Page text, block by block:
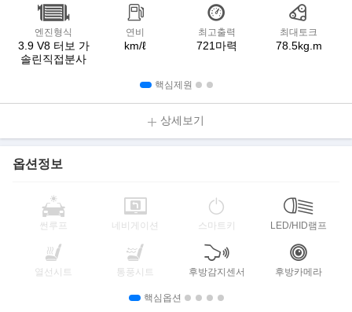
엔진형식
3.9 V8 터보 가
솔린직접분사
연비
km/ℓ
최고출력
721마력
최대토크
78.5kg.m
핵심제원
상세보기
옵션정보
썬루프 네비게이션 스마트키 LED/HID램프
열선시트 통풍시트 후방감지센서 후방카메라
핵심옵션